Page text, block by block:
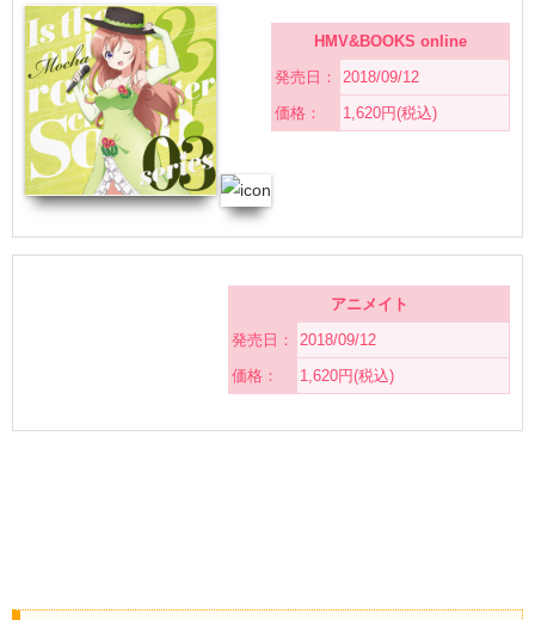
HMV&BOOKS online
発売日：
2018/09/12
価格：
1,620円(税込)
アニメイト
発売日：
2018/09/12
価格：
1,620円(税込)